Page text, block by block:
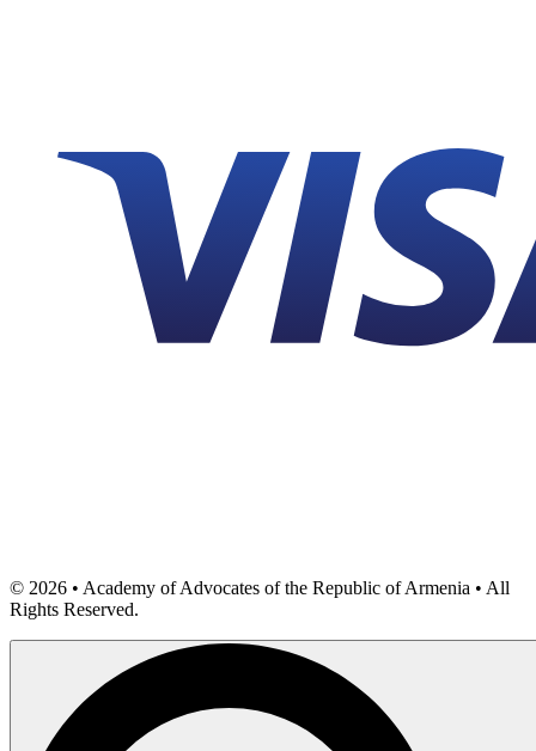
© 2026 • Academy of Advocates of the Republic of Armenia • All
Rights Reserved.